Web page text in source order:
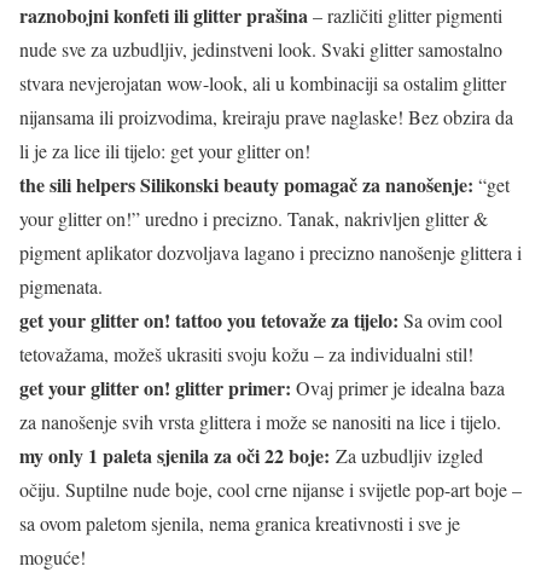
raznobojni konfeti ili glitter prašina– različiti glitter pigmenti
nude sve za uzbudljiv, jedinstveni look. Svaki glitter samostalno
stvara nevjerojatan wow-look, ali u kombinaciji sa ostalim glitter
nijansama ili proizvodima, kreiraju prave naglaske! Bez obzira da
li je za lice ili tijelo: get your glitter on!
the sili helpers Silikonski beauty pomagač za nanošenje: “get
your glitter on!” uredno i precizno. Tanak, nakrivljen glitter &
pigment aplikator dozvoljava lagano i precizno nanošenje glittera i
pigmenata.
get your glitter on! tattoo you tetovaže za tijelo: Sa ovim cool
tetovažama, možeš ukrasiti svoju kožu – za individualni stil!
get your glitter on! glitter primer: Ovaj primer je idealna baza
za nanošenje svih vrsta glittera i može se nanositi na lice i tijelo.
my only 1 paleta sjenila za oči 22 boje: Za uzbudljiv izgled
očiju. Suptilne nude boje, cool crne nijanse i svijetle pop-art boje –
sa ovom paletom sjenila, nema granica kreativnosti i sve je
moguće!